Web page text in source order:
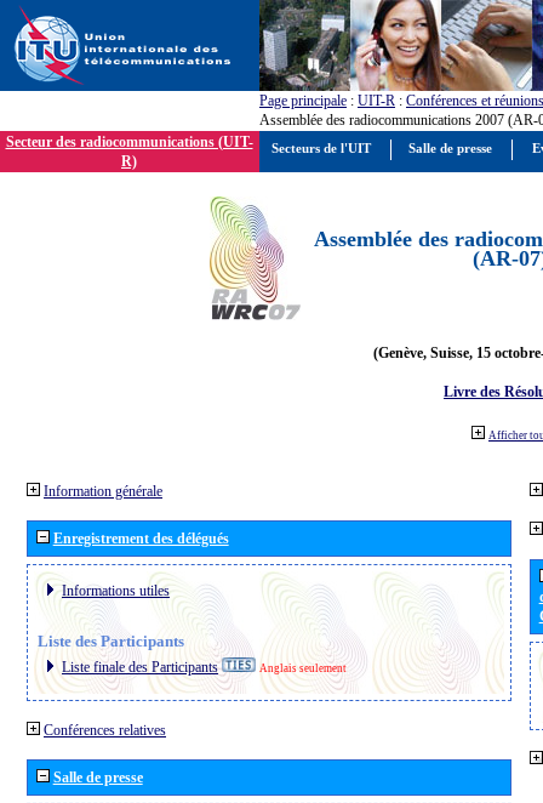
Page principale : UIT-R : Conférences et réunions
Assemblée des radiocommunications 2007 (AR-
Secteur des radiocommunications (UIT-
R)
Assemblée des
(AR-
(Genève, Suisse, 15
Livre des
Afficher
Information générale
Enregistrement des délégués
Informations utiles
Liste des Participants
Liste finale des Participants Anglais seulement
Conférences relatives
Salle de presse
Secteurs de l'UIT Salle de presse